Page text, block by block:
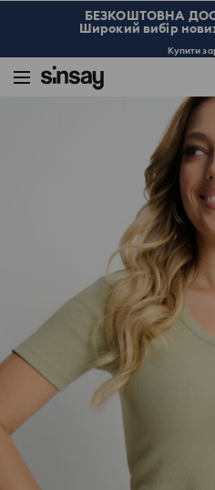
БЕЗКОШТОВНА
Широкий вибір
Купити
Бавовняна